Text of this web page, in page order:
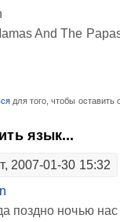
And The
для того, чтобы оставить
язык...
2007-01-30 15:32
поздно ночью